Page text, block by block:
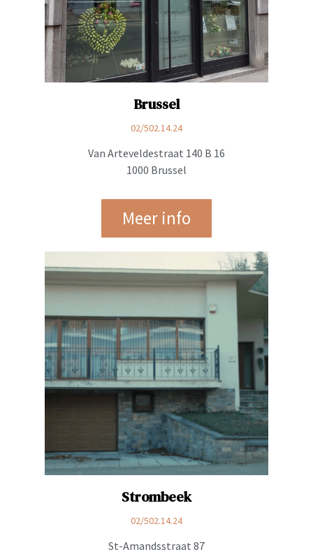
Brussel
02/502.14.24
Van Arteveldestraat 140 B 16
1000 Brussel
Meer info
Strombeek
02/502.14.24
St-Amandsstraat 87